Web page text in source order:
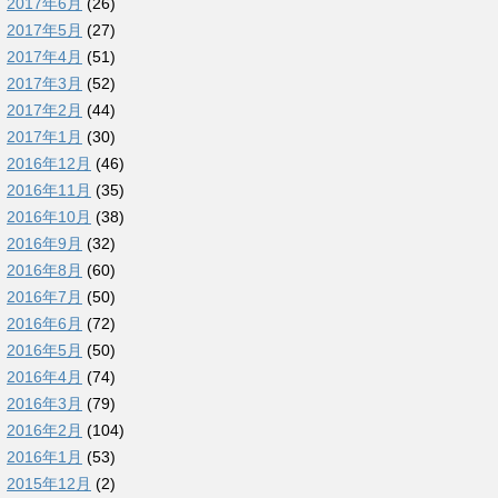
2017年5月 (27)
2017年4月 (51)
2017年3月 (52)
2017年2月 (44)
2017年1月 (30)
2016年12月 (46)
2016年11月 (35)
2016年10月 (38)
2016年9月 (32)
2016年8月 (60)
2016年7月 (50)
2016年6月 (72)
2016年5月 (50)
2016年4月 (74)
2016年3月 (79)
2016年2月 (104)
2016年1月 (53)
2015年12月 (2)